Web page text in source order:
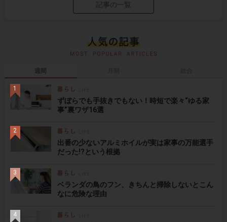
記事の一覧
週間
ずぼらでも手抜きでもない！時短で楽々“ゆる家
事”裏ワザ16選
出番の少ないアルミホイルが実は家事の万能選手
だった!?という根拠
ベランダの鳥のフン、きちんと掃除しないとこん
なに危険な理由